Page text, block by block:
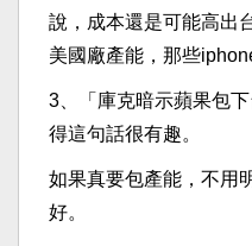
說，成本還是可能高出
美國廠產能，那些
3、「庫克暗示蘋果包
得這句話很有趣。
如果真要包產能，不用
好。